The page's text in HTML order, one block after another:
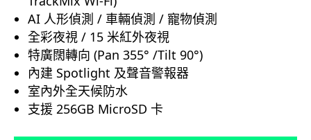
AI 人形偵測 / 車輛偵測 / 寵物偵測
全彩夜視 / 15 米紅外夜視
特廣闊轉向 (Pan 355° /Tilt 90°)
內建 Spotlight 及聲音警報器
室內外全天候防水
支援 256GB MicroSD 卡